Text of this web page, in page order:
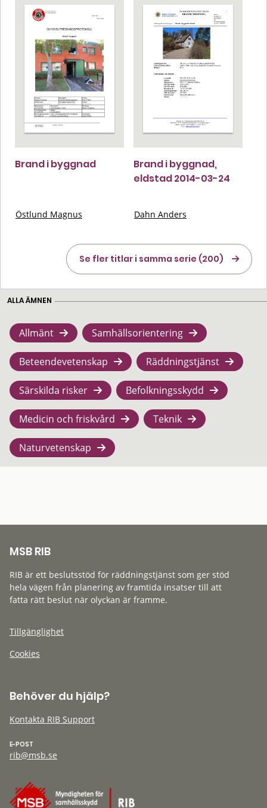
Brand i byggnad
Östlund Magnus
Brand i byggnad,
eldstad 2014-03-24
Dahn Anders
Se fler titlar i samma serie (200)
ALLA ÄMNEN
Allmänt Samhällsorientering
Beteendevetenskap Räddningstjänst
Särskilda risker Befolkningsskydd
Medicin och friskvård Teknik
Naturvetenskap
MSB RIB
RIB är ett beslutsstöd för räddningstjänst som ger stöd
hela vägen från planering av framtida insatser till att
fatta rätt beslut när olyckan är framme.
Tillgänglighet
Cookies
Behöver du hjälp?
Kontakta RIB Support
E-POST
rib@msb.se